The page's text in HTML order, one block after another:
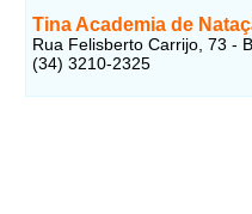
Tina Academia de
Rua Felisberto Carrijo, 73 -
(34) 3210-2325